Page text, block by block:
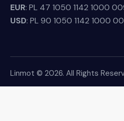
EUR: PL 47 1050 1142 1000
USD: PL 90 1050 1142 1000
Linmot © 2026. All Rights